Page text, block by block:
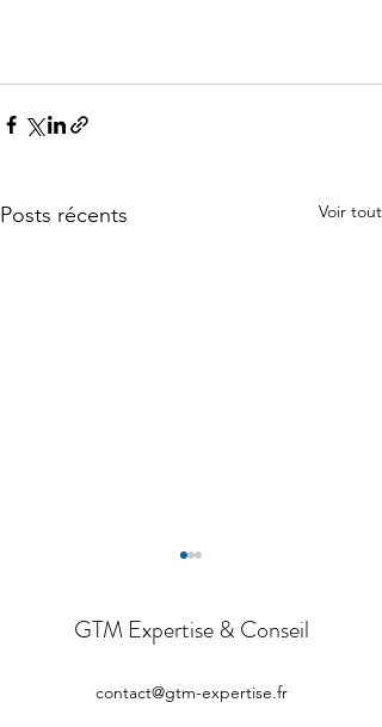
Posts récents Voir tout
GTM Expertise & Conseil
contact@gtm-expertise.fr